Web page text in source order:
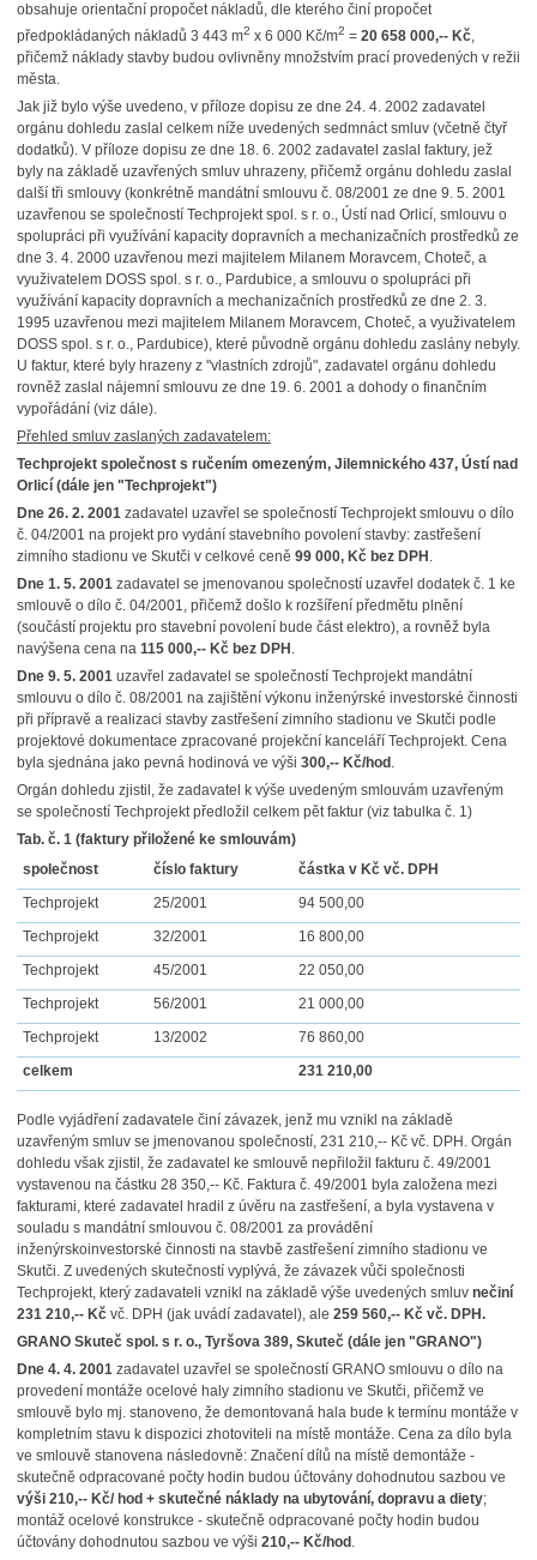
obsahuje orientační propočet nákladů, dle kterého činí propočet
předpokládaných nákladů 3 443 m2 x 6 000 Kč/m2 = 20 658 000,-- Kč,
přičemž náklady stavby budou ovlivněny množstvím prací provedených v režii
města.
Jak již bylo výše uvedeno, v příloze dopisu ze dne 24. 4. 2002 zadavatel
orgánu dohledu zaslal celkem níže uvedených sedmnáct smluv (včetně čtyř
dodatků). V příloze dopisu ze dne 18. 6. 2002 zadavatel zaslal faktury, jež
byly na základě uzavřených smluv uhrazeny, přičemž orgánu dohledu zaslal
další tři smlouvy (konkrétně mandátní smlouvu č. 08/2001 ze dne 9. 5. 2001
uzavřenou se společností Techprojekt spol. s r. o., Ústí nad Orlicí, smlouvu o
spolupráci při využívání kapacity dopravních a mechanizačních prostředků ze
dne 3. 4. 2000 uzavřenou mezi majitelem Milanem Moravcem, Choteč, a
využivatelem DOSS spol. s r. o., Pardubice, a smlouvu o spolupráci při
využívání kapacity dopravních a mechanizačních prostředků ze dne 2. 3.
1995 uzavřenou mezi majitelem Milanem Moravcem, Choteč, a využivatelem
DOSS spol. s r. o., Pardubice), které původně orgánu dohledu zaslány nebyly.
U faktur, které byly hrazeny z "vlastních zdrojů", zadavatel orgánu dohledu
rovněž zaslal nájemní smlouvu ze dne 19. 6. 2001 a dohody o finančním
vypořádání (viz dále).
Přehled smluv zaslaných zadavatelem:
Techprojekt společnost s ručením omezeným, Jilemnického 437, Ústí nad
Orlicí (dále jen "Techprojekt")
Dne 26. 2. 2001zadavatel uzavřel se společností Techprojekt smlouvu o dílo
č. 04/2001 na projekt pro vydání stavebního povolení stavby: zastřešení
zimního stadionu ve Skutči v celkové ceně 99 000, Kč bez DPH .
Dne 1. 5. 2001zadavatel se jmenovanou společností uzavřel dodatek č. 1 ke
smlouvě o dílo č. 04/2001, přičemž došlo k rozšíření předmětu plnění
(součástí projektu pro stavební povolení bude část elektro), a rovněž byla
navýšena cena na 115 000,-- Kč bez DPH .
Dne 9. 5. 2001uzavřel zadavatel se společností Techprojekt mandátní
smlouvu o dílo č. 08/2001 na zajištění výkonu inženýrské investorské činnosti
při přípravě a realizaci stavby zastřešení zimního stadionu ve Skutči podle
projektové dokumentace zpracované projekční kanceláří Techprojekt. Cena
byla sjednána jako pevná hodinová ve výši 300,-- Kč/hod .
Orgán dohledu zjistil, že zadavatel k výše uvedeným smlouvám uzavřeným
se společností Techprojekt předložil celkem pět faktur (viz tabulka č. 1)
Tab. č. 1 (faktury přiložené ke smlouvám)
společnost
číslo faktury
částka v Kč vč. DPH
Techprojekt
25/2001
94 500,00
Techprojekt
32/2001
16 800,00
Techprojekt
45/2001
22 050,00
Techprojekt
56/2001
21 000,00
Techprojekt
13/2002
76 860,00
celkem
231 210,00
Podle vyjádření zadavatele činí závazek, jenž mu vznikl na základě
uzavřeným smluv se jmenovanou společností, 231 210,-- Kč vč. DPH. Orgán
dohledu však zjistil, že zadavatel ke smlouvě nepřiložil fakturu č. 49/2001
vystavenou na částku 28 350,-- Kč. Faktura č. 49/2001 byla založena mezi
fakturami, které zadavatel hradil z úvěru na zastřešení, a byla vystavena v
souladu s mandátní smlouvou č. 08/2001 za provádění
inženýrskoinvestorské činnosti na stavbě zastřešení zimního stadionu ve
Skutči. Z uvedených skutečností vyplývá, že závazek vůči společnosti
Techprojekt, který zadavateli vznikl na základě výše uvedených smluv nečiní
231 210,-- Kčvč. DPH (jak uvádí zadavatel), ale 259 560,-- Kč vč. DPH.
GRANO Skuteč spol. s r. o., Tyršova 389, Skuteč (dále jen "GRANO")
Dne 4. 4. 2001zadavatel uzavřel se společností GRANO smlouvu o dílo na
provedení montáže ocelové haly zimního stadionu ve Skutči, přičemž ve
smlouvě bylo mj. stanoveno, že demontovaná hala bude k termínu montáže v
kompletním stavu k dispozici zhotoviteli na místě montáže. Cena za dílo byla
ve smlouvě stanovena následovně: Značení dílů na místě demontáže -
skutečně odpracované počty hodin budou účtovány dohodnutou sazbou ve
výši 210,-- Kč/ hod + skutečné náklady na ubytování, dopravu a diety;
montáž ocelové konstrukce - skutečně odpracované počty hodin budou
účtovány dohodnutou sazbou ve výši 210,-- Kč/hod .